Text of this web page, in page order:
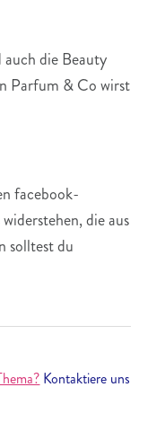
die Beauty
Parfum & Co wirst
facebook-
die aus
solltest du
Kontaktiere uns